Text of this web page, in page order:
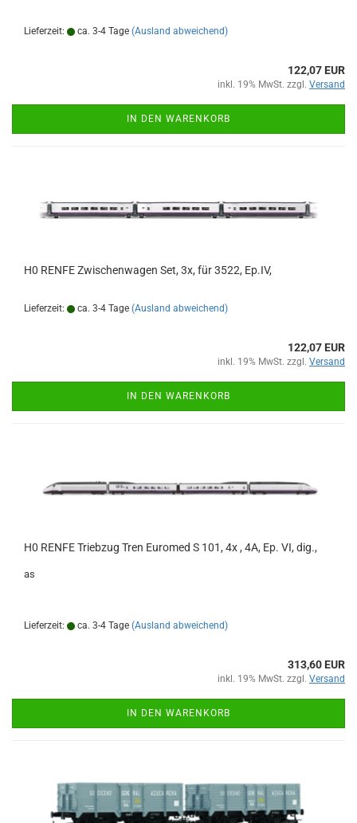
Lieferzeit: ca. 3-4 Tage (Ausland abweichend)
122,07 EUR
inkl. 19% MwSt. zzgl. Versand
IN DEN WARENKORB
H0 RENFE Zwischenwagen Set, 3x, für 3522, Ep.IV,
Lieferzeit: ca. 3-4 Tage (Ausland abweichend)
122,07 EUR
inkl. 19% MwSt. zzgl. Versand
IN DEN WARENKORB
H0 RENFE Triebzug Tren Euromed S 101, 4x , 4A, Ep. VI, dig.,
as
Lieferzeit: ca. 3-4 Tage (Ausland abweichend)
313,60 EUR
inkl. 19% MwSt. zzgl. Versand
IN DEN WARENKORB